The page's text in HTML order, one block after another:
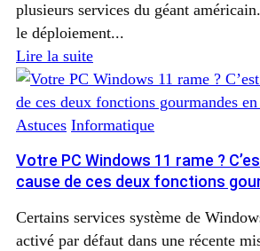
plusieurs services du géant
le déploiement...
Lire la suite
Astuces Informatique
Votre PC Windows 11 rame ?
cause de ces deux fonctions
Certains services système de
activé par défaut dans une récente